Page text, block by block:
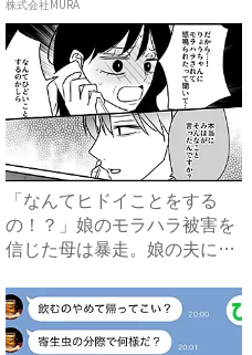
方...
株式会社MURA
「なんてヒドイことをする
の！？」娘のモラハラ被害を
信じた母は暴走。娘の夫に電